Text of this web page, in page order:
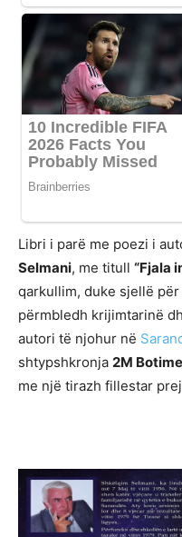
Libri i parë me poezi i
Selmani, me titull “Fjala
qarkullim, duke sjellë
përmbledh krijimtarinë
autori të njohur në
shtypshkronja 2M Botime
me një tirazh fillestar